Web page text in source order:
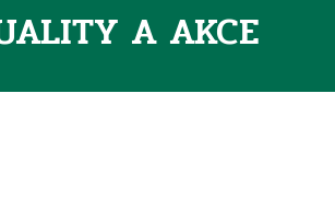
A AKCE